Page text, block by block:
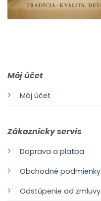
Môj účet
Môj účet
Zákaznícky servis
Doprava a platba
Obchodné podmienky
Odstúpenie od zmluvy